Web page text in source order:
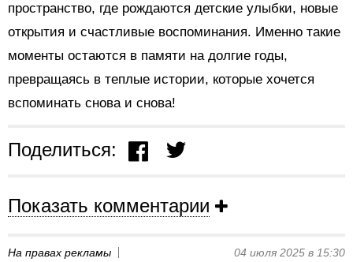
пространство, где рождаются детские улыбки, новые
открытия и счастливые воспоминания. Именно такие
моменты остаются в памяти на долгие годы,
превращаясь в теплые истории, которые хочется
вспоминать снова и снова!
Поделиться:
Показать комментарии
На правах рекламы 04 июля 2025 в 15:30